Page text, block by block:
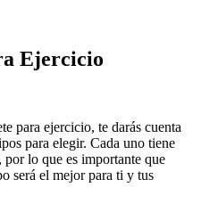
Ejercicio
para ejercicio, te darás cuenta
para elegir. Cada uno tiene
por lo que es importante que
será el mejor para ti y tus